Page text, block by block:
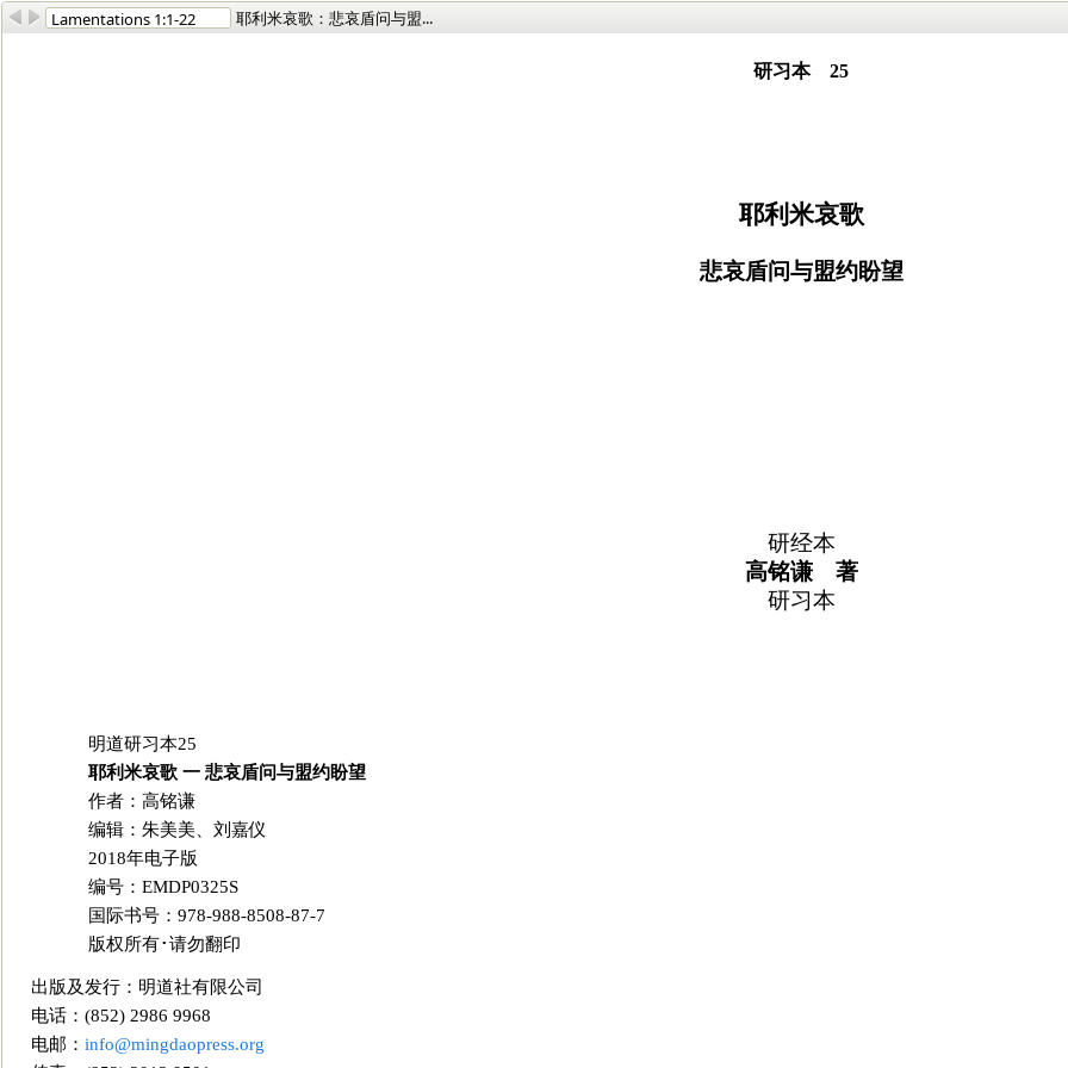
耶利米哀歌：悲哀盾问与盟...
研习本 25
耶利米哀歌
悲哀盾问与盟约盼望
研经本
高铭谦 著
研习本
明道研习本25
耶利米哀歌 一 悲哀盾问与盟约盼望
作者：高铭谦
编辑：朱美美、刘嘉仪
2018年电子版
编号：EMDP0325S
国际书号：978-988-8508-87-7
版权所有･请勿翻印
出版及发行：明道社有限公司
电话：(852) 2986 9968
电邮： info@mingdaopress.org